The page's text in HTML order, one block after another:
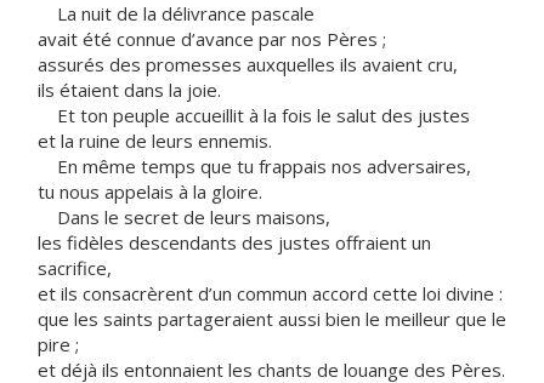
La nuit de la délivrance pascale
avait été connue d’avance par nos Pères ;
assurés des promesses auxquelles ils avaient cru,
ils étaient dans la joie.
Et ton peuple accueillit à la fois le salut des justes
et la ruine de leurs ennemis.
En même temps que tu frappais nos adversaires,
tu nous appelais à la gloire.
Dans le secret de leurs maisons,
les fidèles descendants des justes offraient un
sacrifice,
et ils consacrèrent d’un commun accord cette loi divine :
que les saints partageraient aussi bien le meilleur que le
pire ;
et déjà ils entonnaient les chants de louange des Pères.